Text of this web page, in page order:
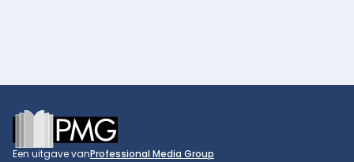
Footer
Een uitgave vanProfessional Media Group